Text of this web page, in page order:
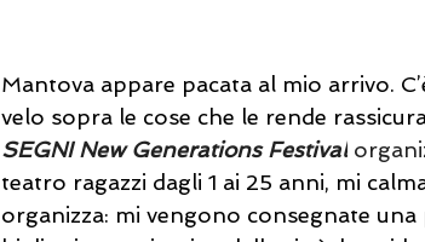
Mantova appare pacata al mio arrivo.
velo sopra le cose che le rende
SEGNI New Generations Festival
teatro ragazzi dagli 1 ai 25 anni, mi
organizza: mi vengono consegnate